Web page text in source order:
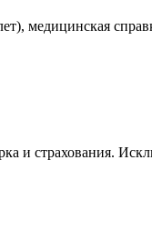
лет), медицинская
и страхования.